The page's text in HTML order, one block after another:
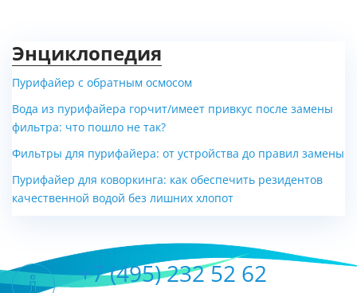
Энциклопедия
Пурифайер с обратным осмосом
Вода из пурифайера горчит/имеет привкус после замены
фильтра: что пошло не так?
Фильтры для пурифайера: от устройства до правил замены
Пурифайер для коворкинга: как обеспечить резидентов
качественной водой без лишних хлопот
+7 (495) 232 52 62